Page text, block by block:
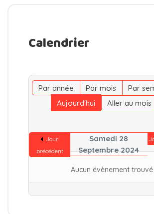
Calendrier
Par année Par mois
Par
Aujourd'hui
Aller au mois
Jour
précédent
Samedi 28
Septembre 2024
Aucun évènement trouvé